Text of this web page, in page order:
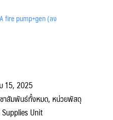
fire pump+gen (ลง
15, 2025
าสัมพันธ์ทั้งหมด, หน่วยพัสดุ
Unit